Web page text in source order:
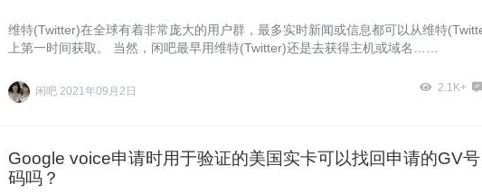
维特(Twitter)在全球有着非常庞大的用户群，最多实时新闻或信息都可以从维特
上第一时间获取。 当然，闲吧最早用维特(Twitter)还是去获得主机或域名……
闲吧 2021年09月2日 2.1K+
Google voice申请时用于验证的美国实卡可以找回申请的GV号
码吗？